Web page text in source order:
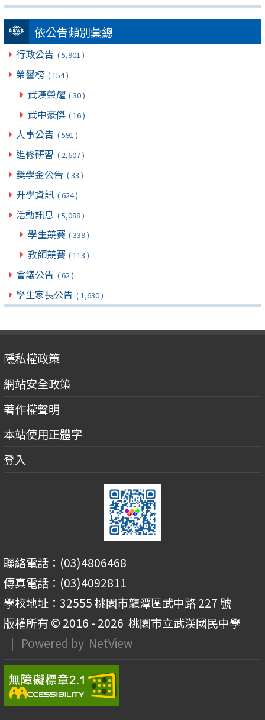
依公告類別彙總
行政公告 ( 5,901 )
榮譽榜 ( 154 )
武漢榮耀 ( 30 )
武中豪傑 ( 16 )
人事公告 ( 591 )
進修研習 ( 2,607 )
獎學金公告 ( 33 )
升學資訊 ( 624 )
活動訊息 ( 5,088 )
學生競賽 ( 339 )
教師競賽 ( 113 )
會議公告 ( 62 )
學生家長公告 ( 1,630 )
隱私權政策
網站安全政策
著作權聲明
本站使用正體字
登入
聯絡電話：(03)4806468
傳真電話：(03)4092811
學校地址：32555 桃園市龍潭區武中路 227 號
版權所有 © 2016 - 2026 桃園市立武漢國民中學
| Powered by NetView